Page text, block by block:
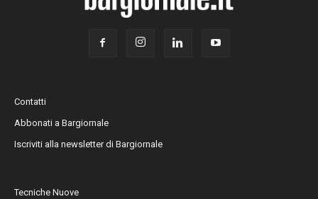
Contatti
Abbonati a Bargiornale
Iscriviti alla newsletter di Bargiornale
Tecniche Nuove